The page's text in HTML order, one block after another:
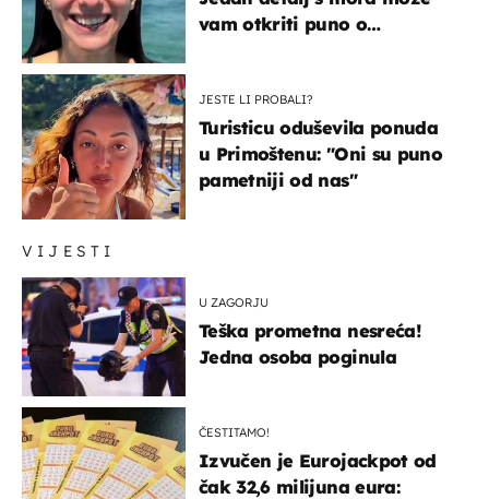
VIJESTI
U ZAGORJU
Teška prometna nesreća!
Jedna osoba poginula
ČESTITAMO!
Izvučen je Eurojackpot od
čak 32,6 milijuna eura:
vam otkriti puno o
JESTE LI PROBALI?
Turisticu oduševila ponuda
u Primoštenu: "Oni su puno
pametniji od nas"